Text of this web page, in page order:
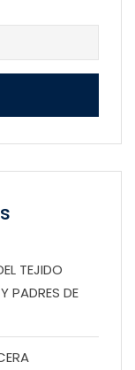
TEJIDO
PADRES DE